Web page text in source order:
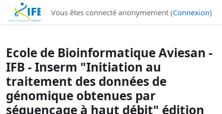
Institut Français de Bioinformatique - Les formations
Passer au contenu principalVous êtes connecté anonymement (Connexion)
Ecole de Bioinformatique Aviesan -
IFB - Inserm "Initiation au
traitement des données de
génomique obtenues par
séquençage à haut débit" édition